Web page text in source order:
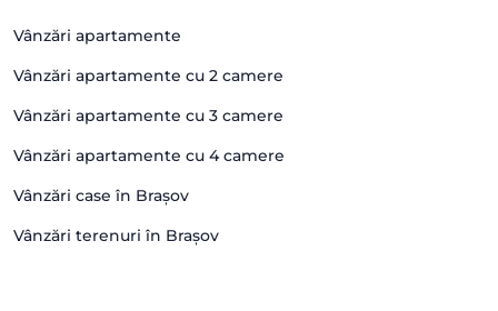
Vânzări apartamente
Vânzări apartamente cu 2 camere
Vânzări apartamente cu 3 camere
Vânzări apartamente cu 4 camere
Vânzări case în Brașov
Vânzări terenuri în Brașov